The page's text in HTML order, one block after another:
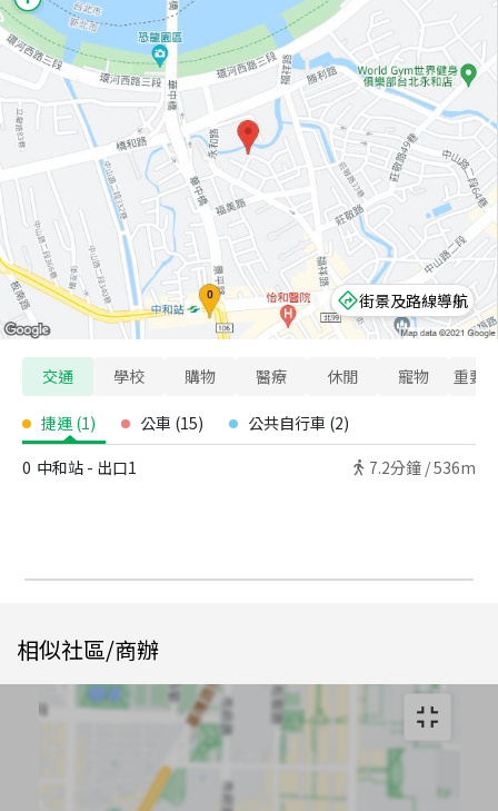
街景及路線導航
交通 學校 購物 醫療 休閒 寵物 重要
捷運 (1) 公車 (15) 公共自行車 (2)
0 中和站 - 出口1 7.2分鐘 /536m
相似社區/商辦